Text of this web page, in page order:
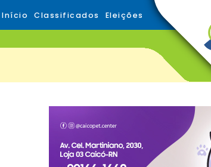
Início Classificados Eleições